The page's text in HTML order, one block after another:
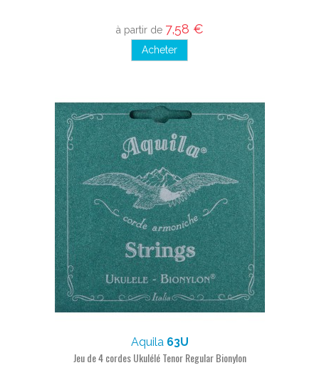
à partir de 7,58 €
Acheter
Aquila 63U
Jeu de 4 cordes Ukulélé Tenor Regular Bionylon